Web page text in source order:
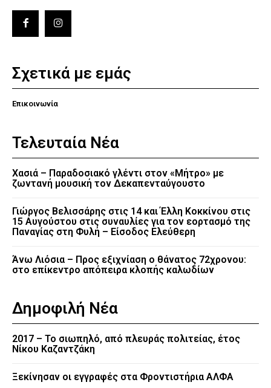
Σχετικά με εμάς
Επικοινωνία
Τελευταία Νέα
Χασιά – Παραδοσιακό γλέντι στον «Μήτρο» με
ζωντανή μουσική τον Δεκαπενταύγουστο
Γιώργος Βελισσάρης στις 14 και Έλλη Κοκκίνου στις
15 Αυγούστου στις συναυλίες για τον εορτασμό της
Παναγίας στη Φυλή – Είσοδος Ελεύθερη
Άνω Λιόσια – Προς εξιχνίαση ο θάνατος 72χρονου:
στο επίκεντρο απόπειρα κλοπής καλωδίων
Δημοφιλή Νέα
2017 – Το σιωπηλό, από πλευράς πολιτείας, έτος
Νίκου Καζαντζάκη
Ξεκίνησαν οι εγγραφές στα Φροντιστήρια ΑΛΦΑ